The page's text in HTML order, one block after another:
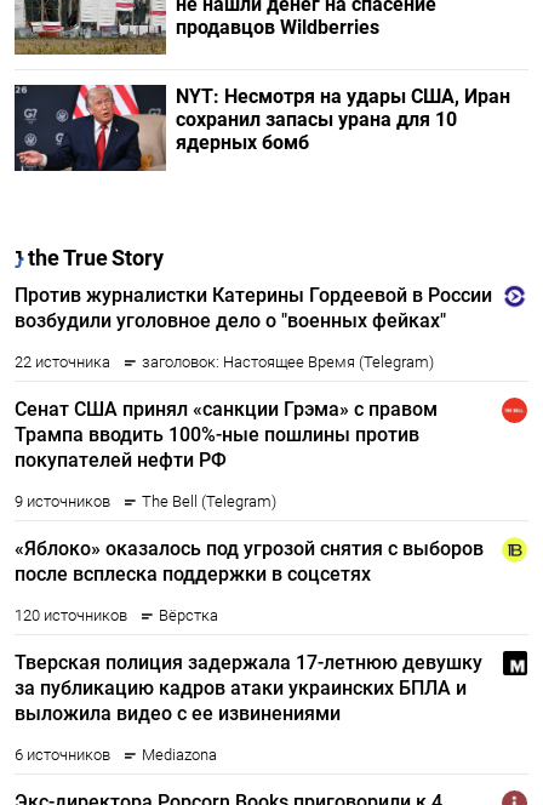
продавцов Wildberries
NYT: Несмотря на удары США, Иран
сохранил запасы урана для 10
ядерных бомб